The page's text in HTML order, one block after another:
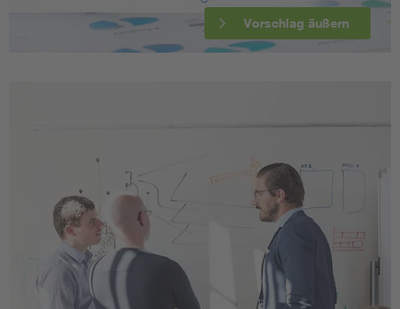
Vorschlag äußern